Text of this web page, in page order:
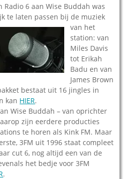
Radio 6 aan Wise Buddah was
te laten passen bij de muziek
van het
station: van
Miles Davis
tot Erikah
Badu en van
James Brown
bestaat uit 16 jingles in
kan HIER.
Wise Buddah – van oprichter
zijn eerdere producties
te horen als Kink FM. Maar
3FM uit 1996 staat compleet
cut 6, nog altijd een van de
het bedje voor 3FM
.